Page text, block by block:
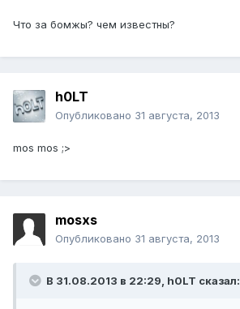
Что за бомжы? чем известны?
h0LT
Опубликовано 31 августа, 2013
mos mos ;>
mosxs
Опубликовано 31 августа, 2013
В 31.08.2013 в 22:29, h0LT сказал: